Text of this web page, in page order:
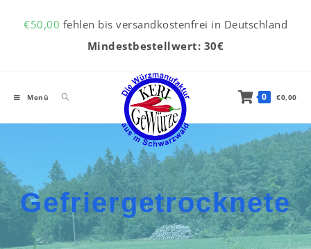
€50,00 fehlen bis versandkostenfrei in Deutschland
Mindestbestellwert: 30€
Menü 0 €0,00
Gefriergetrocknete